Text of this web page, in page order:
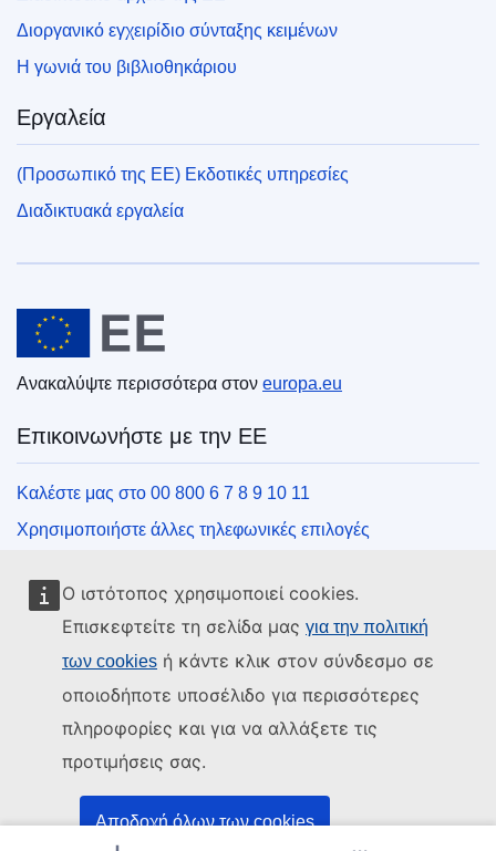
Ο ιστότοπος χρησιμοποιεί cookies.
Επισκεφτείτε τη σελίδα μας για την πολιτική
των cookies ή κάντε κλικ στον σύνδεσμο σε
οποιοδήποτε υποσέλιδο για περισσότερες
πληροφορίες και για να αλλάξετε τις
προτιμήσεις σας.
Αποδοχή όλων των cookies
Διοργανικό εγχειρίδιο σύνταξης κειμένων
Η γωνιά του βιβλιοθηκάριου
Εργαλεία
(Προσωπικό της ΕΕ) Εκδοτικές υπηρεσίες
Διαδικτυακά εργαλεία
Ευρωπαϊκή Ένωση
Ανακαλύψτε περισσότερα στον europa.eu
Επικοινωνήστε με την ΕΕ
Καλέστε μας στο 00 800 6 7 8 9 10 11
Χρησιμοποιήστε άλλες τηλεφωνικές επιλογές
Συναντήστε μας σε ένα από τα κέντρα της ΕΕ
Μέσα κοινωνικής δικτύωσης
Αναζητήστε τα κανάλια της ΕΕ στα μέσα κοινωνικής
Θεσμικά όργανα και οργανισμοί της ΕΕ